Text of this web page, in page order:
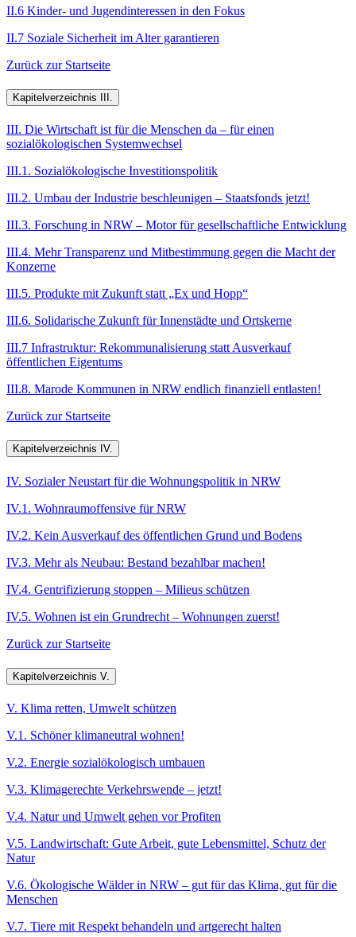
II.6 Kinder- und Jugendinteressen in den Fokus
II.7 Soziale Sicherheit im Alter garantieren
Zurück zur Startseite
Kapitelverzeichnis III.
III. Die Wirtschaft ist für die Menschen da – für einen
sozialökologischen Systemwechsel
III.1. Sozialökologische Investitionspolitik
III.2. Umbau der Industrie beschleunigen – Staatsfonds jetzt!
III.3. Forschung in NRW – Motor für gesellschaftliche Entwicklung
III.4. Mehr Transparenz und Mitbestimmung gegen die Macht der
Konzerne
III.5. Produkte mit Zukunft statt „Ex und Hopp“
III.6. Solidarische Zukunft für Innenstädte und Ortskerne
III.7 Infrastruktur: Rekommunalisierung statt Ausverkauf
öffentlichen Eigentums
III.8. Marode Kommunen in NRW endlich finanziell entlasten!
Zurück zur Startseite
Kapitelverzeichnis IV.
IV. Sozialer Neustart für die Wohnungspolitik in NRW
IV.1. Wohnraumoffensive für NRW
IV.2. Kein Ausverkauf des öffentlichen Grund und Bodens
IV.3. Mehr als Neubau: Bestand bezahlbar machen!
IV.4. Gentrifizierung stoppen – Milieus schützen
IV.5. Wohnen ist ein Grundrecht – Wohnungen zuerst!
Zurück zur Startseite
Kapitelverzeichnis V.
V. Klima retten, Umwelt schützen
V.1. Schöner klimaneutral wohnen!
V.2. Energie sozialökologisch umbauen
V.3. Klimagerechte Verkehrswende – jetzt!
V.4. Natur und Umwelt gehen vor Profiten
V.5. Landwirtschaft: Gute Arbeit, gute Lebensmittel, Schutz der
Natur
V.6. Ökologische Wälder in NRW – gut für das Klima, gut für die
Menschen
V.7. Tiere mit Respekt behandeln und artgerecht halten